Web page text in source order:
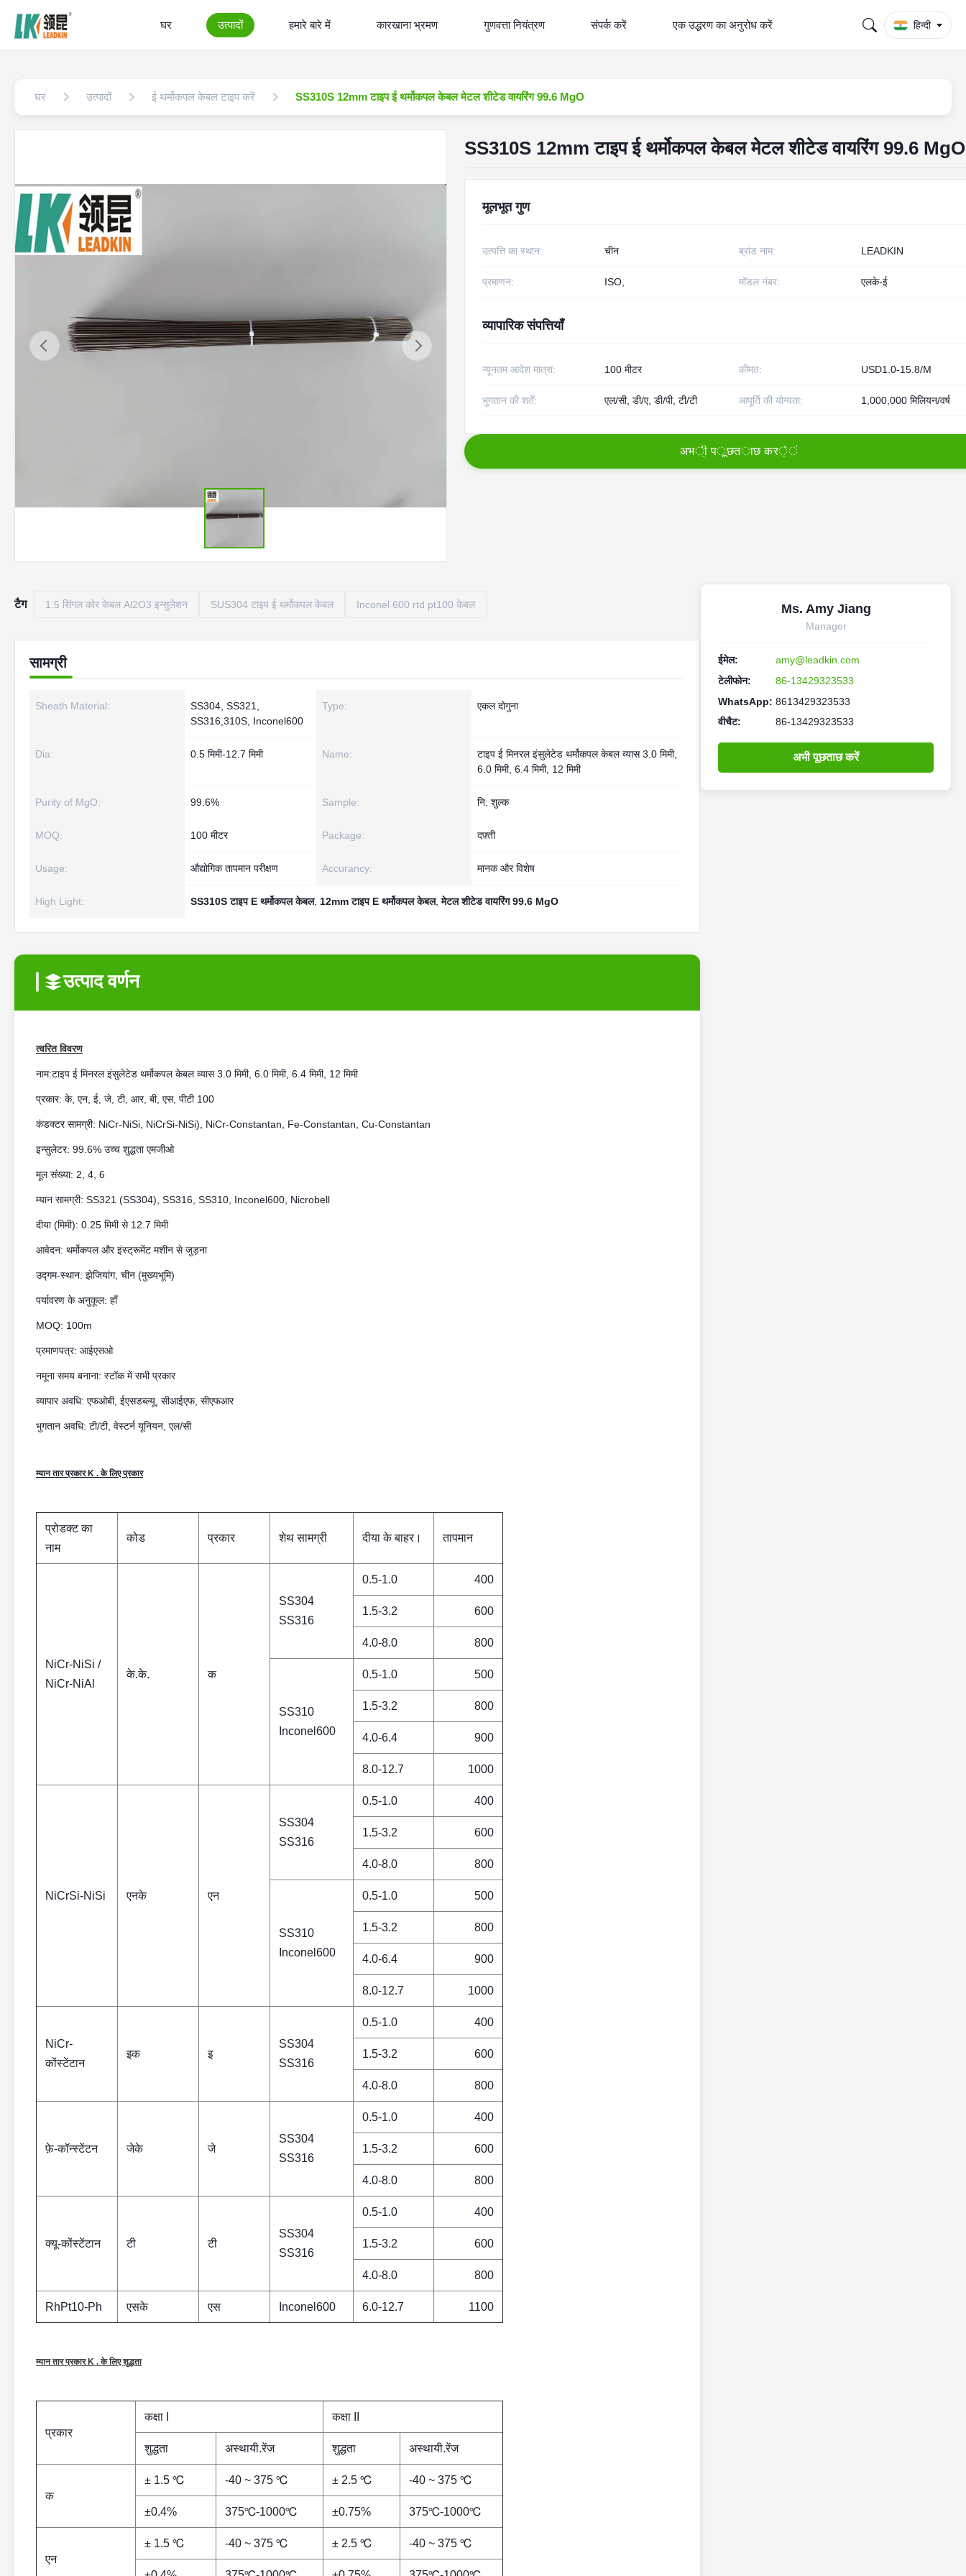
घर उत्पादों हमारे बारे में कारखाना भ्रमण गुणवत्ता नियंत्रण संपर्क करें एक उद्धरण का अनुरोध करें हिन्दी
घर उत्पादों ई थर्मोकपल केबल टाइप करें SS310S 12mm टाइप ई थर्मोकपल केबल मेटल शीटेड वायरिंग 99.6 MgO
SS310S 12mm टाइप ई थर्मोकपल केबल मेटल शीटेड वायरिंग 99.6 MgO
मूलभूत गुण
उत्पत्ति का स्थान: चीन ब्रांड नाम: LEADKIN
प्रमाणन: ISO, मॉडल नंबर: एलके-ई
व्यापारिक संपत्तियाँ
न्यूनतम आदेश मात्रा: 100 मीटर कीमत: USD1.0-15.8/M
भुगतान की शर्तें: एल/सी, डी/ए, डी/पी, टी/टी आपूर्ति की योग्यता: 1,000,000 मिलियन/वर्ष
अभी पूछताछ करें
टैग 1.5 सिंगल कोर केबल Al2O3 इन्सुलेशन SUS304 टाइप ई थर्मोकपल केबल Inconel 600 rtd pt100 केबल
सामग्री
Sheath Material:
SS304, SS321,
SS316,310S, Inconel600
Type: एकल दोगुना
Dia: 0.5 मिमी-12.7 मिमी Name:
टाइप ई मिनरल इंसुलेटेड थर्मोकपल केबल व्यास 3.0 मिमी,
6.0 मिमी, 6.4 मिमी, 12 मिमी
Purity of MgO: 99.6% Sample: नि: शुल्क
MOQ: 100 मीटर Package: दफ़्ती
Usage: औद्योगिक तापमान परीक्षण Accurancy: मानक और विशेष
High Light: SS310S टाइप E थर्मोकपल केबल, 12mm टाइप E थर्मोकपल केबल,मेटल शीटेड वायरिंग 99.6 MgO
उत्पाद वर्णन
त्वरित विवरण
नाम:टाइप ई मिनरल इंसुलेटेड थर्मोकपल केबल व्यास 3.0 मिमी, 6.0 मिमी, 6.4 मिमी, 12 मिमी
प्रकार: के, एन, ई, जे, टी, आर, बी, एस, पीटी 100
कंडक्टर सामग्री: NiCr-NiSi, NiCrSi-NiSi), NiCr-Constantan, Fe-Constantan, Cu-Constantan
इन्सुलेटर: 99.6% उच्च शुद्धता एमजीओ
मूल संख्या: 2, 4, 6
म्यान सामग्री: SS321 (SS304), SS316, SS310, Inconel600, Nicrobell
दीया (मिमी): 0.25 मिमी से 12.7 मिमी
आवेदन: थर्मोकपल और इंस्ट्रूमेंट मशीन से जुड़ना
उद्गम-स्थान: झेजियांग, चीन (मुख्यभूमि)
पर्यावरण के अनुकूल: हाँ
MOQ: 100m
प्रमाणपत्र: आईएसओ
नमूना समय बनाना: स्टॉक में सभी प्रकार
व्यापार अवधि: एफओबी, ईएसडब्ल्यू, सीआईएफ, सीएफआर
भुगतान अवधि: टी/टी, वेस्टर्न यूनियन , एल/सी
म्यान तार प्रकार K . के लिए प्रकार
प्रोडक्ट का
नाम
कोड प्रकार शेथ सामग्री दीया के बाहर। तापमान
NiCr-NiSi /
NiCr-NiAl
के.के. क
SS304
SS316
0.5-1.0 400
1.5-3.2 600
4.0-8.0 800
SS310
Inconel600
0.5-1.0 500
1.5-3.2 800
4.0-6.4 900
8.0-12.7 1000
NiCrSi-NiSi एनके एन
SS304
SS316
0.5-1.0 400
1.5-3.2 600
4.0-8.0 800
SS310
Inconel600
0.5-1.0 500
1.5-3.2 800
4.0-6.4 900
8.0-12.7 1000
NiCr-
कोंस्टेंटान
इक इ
SS304
SS316
0.5-1.0 400
1.5-3.2 600
4.0-8.0 800
फ़े-कॉन्स्टेंटन जेके जे
SS304
SS316
0.5-1.0 400
1.5-3.2 600
4.0-8.0 800
क्यू-कोंस्टेंटान टी टी
SS304
SS316
0.5-1.0 400
1.5-3.2 600
4.0-8.0 800
RhPt10-Ph एसके एस Inconel600 6.0-12.7 1100
म्यान तार प्रकार K . के लिए शुद्धता
प्रकार
कक्षा I कक्षा II
शुद्धता अस्थायी.रेंज शुद्धता अस्थायी.रेंज
क
± 1.5 ℃ -40 ~ 375 ℃ ± 2.5 ℃ -40 ~ 375 ℃
±0.4% 375℃-1000℃ ±0.75% 375℃-1000℃
एन
± 1.5 ℃ -40 ~ 375 ℃ ± 2.5 ℃ -40 ~ 375 ℃
Ms. Amy Jiang
Manager
ईमेल:
amy@leadkin.com
टेलीफोन:
86-13429323533
WhatsApp: 8613429323533
वीचैट:
86-13429323533
अभी पूछताछ करें